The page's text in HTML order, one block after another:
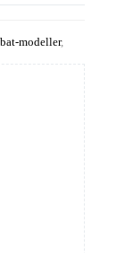
modeller,